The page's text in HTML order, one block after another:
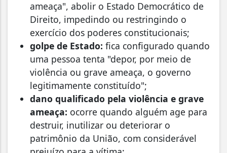
ameaça", abolir o Estado Democrático de
Direito, impedindo ou restringindo o
exercício dos poderes constitucionais;
golpe de Estado: fica configurado quando
uma pessoa tenta "depor, por meio de
violência ou grave ameaça, o governo
legitimamente constituído";
dano qualificado pela violência e grave
ameaça: ocorre quando alguém age para
destruir, inutilizar ou deteriorar o
patrimônio da União, com considerável